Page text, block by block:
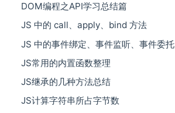
DOM编程之API学习总结篇
JS 中的 call、apply、bind 方法
JS 中的事件绑定、事件监听、事件委托
JS常用的内置函数整理
JS继承的几种方法总结
JS计算字符串所占字节数